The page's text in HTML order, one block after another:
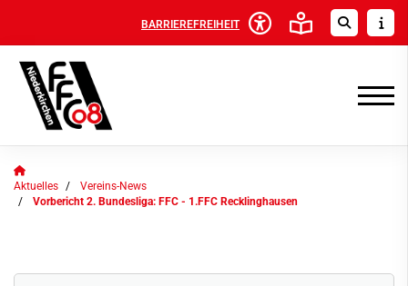
BARRIEREFREIHEIT
Aktuelles
Vereins-News
Vorbericht 2. Bundesliga: FFC - 1.FFC Recklinghausen